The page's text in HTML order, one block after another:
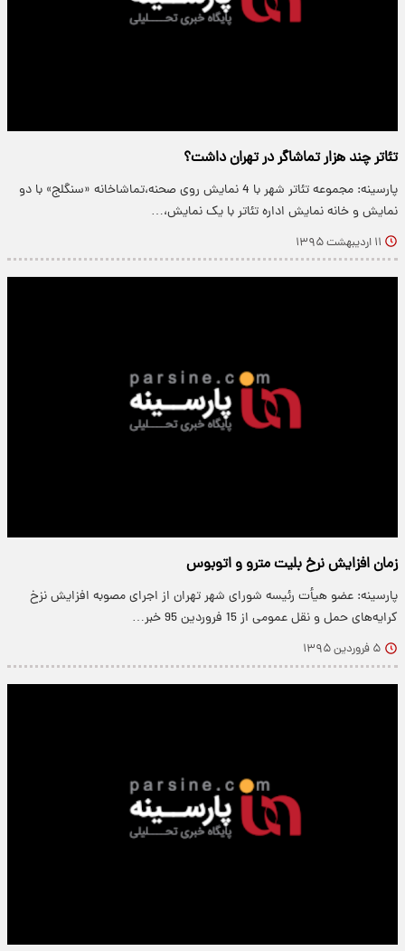
تئاتر چند هزار تماشاگر در تهران داشت؟
پارسینه: مجموعه تئاتر شهر با 4 نمایش روی صحنه،تماشاخانه «سنگلج» با دو
نمایش و خانه نمایش اداره تئاتر با یک نمایش،…
۱۱ اردیبهشت ۱۳۹۵
زمان افزایش نرخ بلیت مترو و اتوبوس
پارسینه: عضو هیأت رئیسه شورای شهر تهران از اجرای مصوبه افزایش نزخ
کرایه‌های حمل و نقل عمومی از 15 فروردین 95 خبر…
۵ فروردین ۱۳۹۵